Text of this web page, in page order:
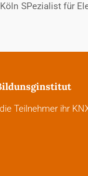
SPezialist für
Teilnehmer ihr